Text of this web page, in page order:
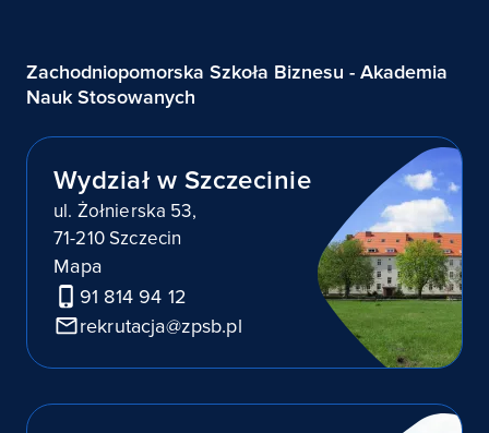
Zachodniopomorska Szkoła Biznesu - Akademia
Nauk Stosowanych
Wydział w Szczecinie
ul. Żołnierska 53,
71-210 Szczecin
Mapa
91 814 94 12
rekrutacja@zpsb.pl